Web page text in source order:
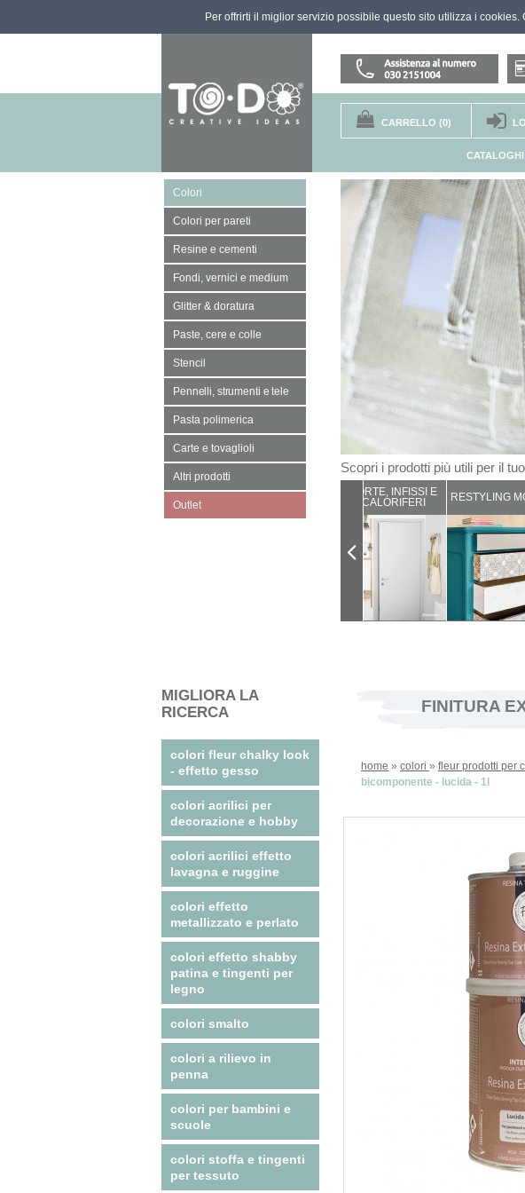
Per offrirti il miglior servizio possibile questo sito utilizza i
CARRELLO (0)
CATALOGHI
Colori
Colori per pareti
Resine e cementi
Fondi, vernici e medium
Glitter & doratura
Paste, cere e colle
Stencil
Pennelli, strumenti e tele
Pasta polimerica
Carte e tovaglioli
Altri prodotti
Outlet
Scopri i prodotti più utili per il
PORTE, INFISSI E
CALORIFERI
RESTYLING
MIGLIORA LA
RICERCA
colori fleur chalky look
- effetto gesso
colori acrilici per
decorazione e hobby
colori acrilici effetto
lavagna e ruggine
colori effetto
metallizzato e perlato
colori effetto shabby
patina e tingenti per
legno
colori smalto
colori a rilievo in
penna
colori per bambini e
scuole
colori stoffa e tingenti
per tessuto
FINITURA
home » colori » fleur prodotti per
bicomponente - lucida - 1l